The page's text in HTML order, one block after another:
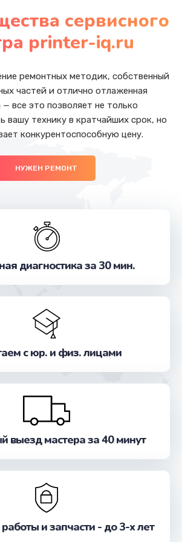
Заказать
от 880 руб.
Заказать
блока управления
от 2000 руб.
Заказать
Заказать
матричного блока
Заказать
блока питания
лампы подсветки
от 1000 руб.
лампы подсветки
Заказать
системной платы
сервисного
printer-iq.ru
ремонтных методик, собственный
частей и отлично отлаженная
— все это позволяет не только
вашу технику в кратчайших срок, но
конкурентоспособную цену.
НУЖЕН РЕМОНТ
диагностика за 30 мин.
с юр. и физ. лицами
выезд мастера за 40 минут
и запчасти - до 3-х лет